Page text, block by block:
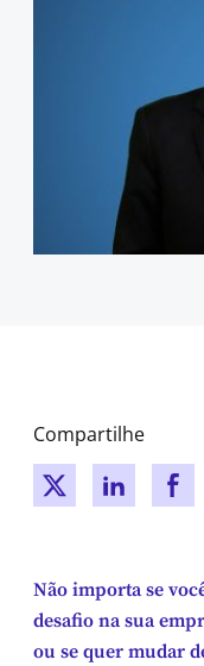
Compartilhe
New window
New
Não importa se
desafio na sua
ou se quer mudar